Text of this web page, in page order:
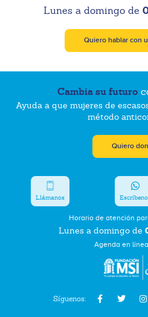
Lunes a domingo de
Quiero hablar con
Cambia su futuro
Ayuda a que mujeres de
método
Quiero
Síguenos:
Horario de atención
Lunes a domingo de
Agenda en
Llámanos